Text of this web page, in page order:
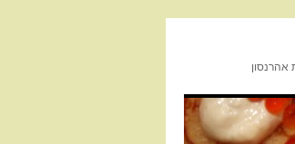
אהרנסון